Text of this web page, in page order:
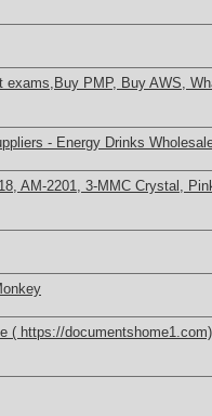
exams,Buy PMP, Buy AWS,
- Energy Drinks
AM-2201, 3-MMC Crystal,
( https://